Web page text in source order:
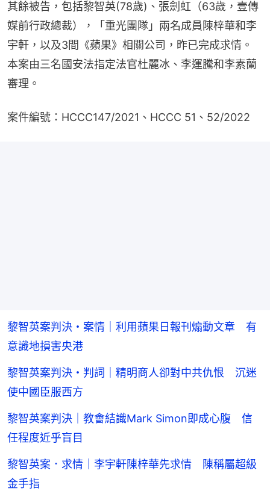
其餘被告，包括黎智英(78歲)、張劍虹（63歲，壹傳
媒前行政總裁），「重光團隊」兩名成員陳梓華和李
宇軒，以及3間《蘋果》相關公司，昨已完成求情。
本案由三名國安法指定法官杜麗冰、李運騰和李素蘭
審理。
案件編號：HCCC147/2021、HCCC 51、52/2022
黎智英案判決・案情｜利用蘋果日報刊煽動文章 有
意識地損害央港
黎智英案判決・判詞｜精明商人卻對中共仇恨 沉迷
使中國臣服西方
黎智英案判決｜教會結識Mark Simon即成心腹 信
任程度近乎盲目
黎智英案．求情｜李宇軒陳梓華先求情 陳稱屬超級
金手指